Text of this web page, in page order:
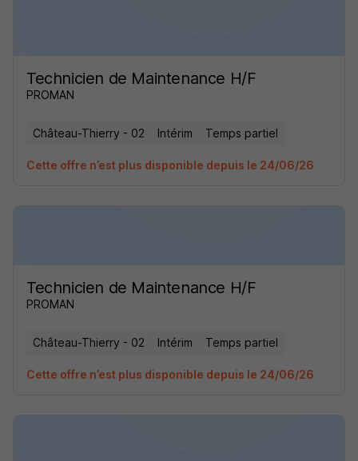
Technicien de Maintenance H/F
PROMAN
Château-Thierry - 02 Intérim Temps partiel
Cette offre n’est plus disponible depuis le 24/06/26
Technicien de Maintenance H/F
PROMAN
Château-Thierry - 02 Intérim Temps partiel
Cette offre n’est plus disponible depuis le 24/06/26